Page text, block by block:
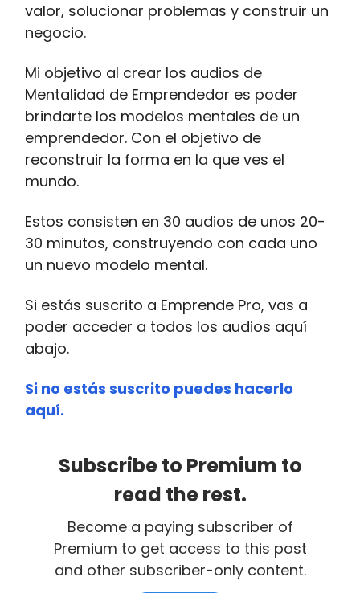
valor, solucionar problemas y construir un
negocio.
Mi objetivo al crear los audios de
Mentalidad de Emprendedor es poder
brindarte los modelos mentales de un
emprendedor. Con el objetivo de
reconstruir la forma en la que ves el
mundo.
Estos consisten en 30 audios de unos 20-
30 minutos, construyendo con cada uno
un nuevo modelo mental.
Si estás suscrito a Emprende Pro, vas a
poder acceder a todos los audios aquí
abajo.
Si no estás suscrito puedes hacerlo
aquí.
Subscribe to Premium to
read the rest.
Become a paying subscriber of
Premium to get access to this post
and other subscriber-only content.